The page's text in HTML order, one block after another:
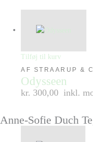
Tilføj til kurv
AF STRAARUP &
Odysseen
kr. 300,00 inkl.
Anne-Sofie Duch